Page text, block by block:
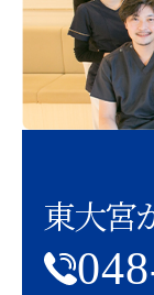
東大宮